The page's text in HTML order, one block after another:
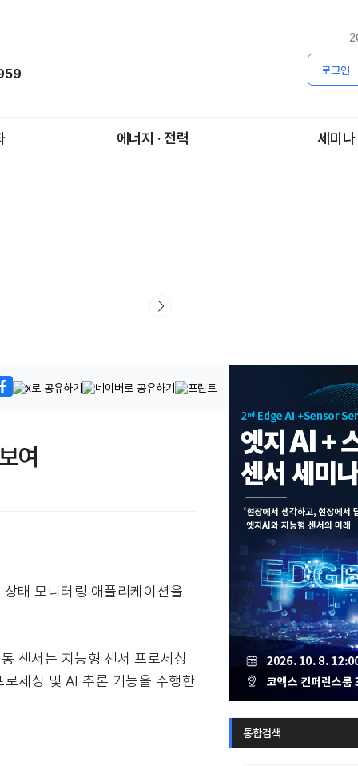
로그인
에너지 · 전력 세미나
여
태 모니터링 애플리케이션을
센서는 지능형 센서 프로세싱
세싱 및 AI 추론 기능을 수행한
통합검색